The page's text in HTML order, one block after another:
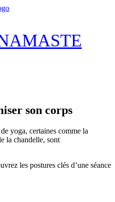
son corps
yoga, certaines comme la
la chandelle, sont
les postures clés d’une séance